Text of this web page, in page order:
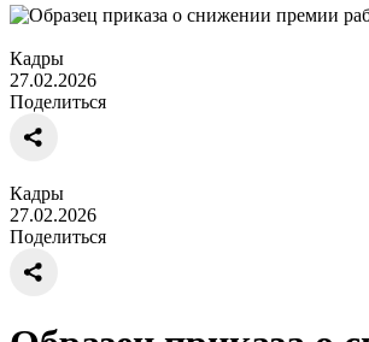
Кадры
27.02.2026
Поделиться
Кадры
27.02.2026
Поделиться